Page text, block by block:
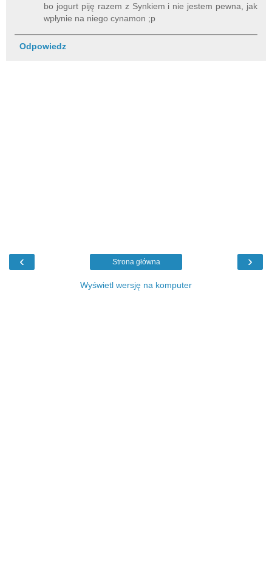
bo jogurt piję razem z Synkiem i nie jestem pewna, jak
wpłynie na niego cynamon ;p
Odpowiedz
‹ ›
Strona główna
Wyświetl wersję na komputer